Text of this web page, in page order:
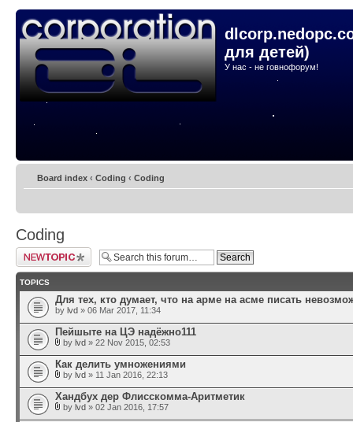
для детей)
У нас - не говнофорум!
Board index ‹ Coding ‹ Coding
Coding
Post a new topic
TOPICS
Для тех, кто думает, что на арме на асме писать
by lvd » 06 Mar 2017, 11:34
Пейшыте на ЦЭ надёжно111
by lvd » 22 Nov 2015, 02:53
Как делить умножениями
by lvd » 11 Jan 2016, 22:13
Хандбух дер Флисскомма-Аритметик
by lvd » 02 Jan 2016, 17:57